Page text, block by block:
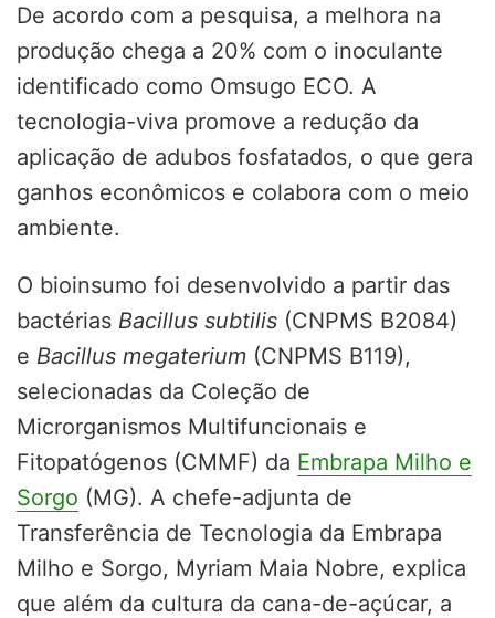
De acordo com a pesquisa, a melhora na
produção chega a 20% com o inoculante
identificado como Omsugo ECO. A
tecnologia-viva promove a redução da
aplicação de adubos fosfatados, o que gera
ganhos econômicos e colabora com o meio
ambiente.
O bioinsumo foi desenvolvido a partir das
bactérias Bacillus subtilis (CNPMS B2084)
e Bacillus megaterium (CNPMS B119),
selecionadas da Coleção de
Microrganismos Multifuncionais e
Fitopatógenos (CMMF) da Embrapa Milho e
Sorgo (MG). A chefe-adjunta de
Transferência de Tecnologia da Embrapa
Milho e Sorgo, Myriam Maia Nobre, explica
que além da cultura da cana-de-açúcar, a